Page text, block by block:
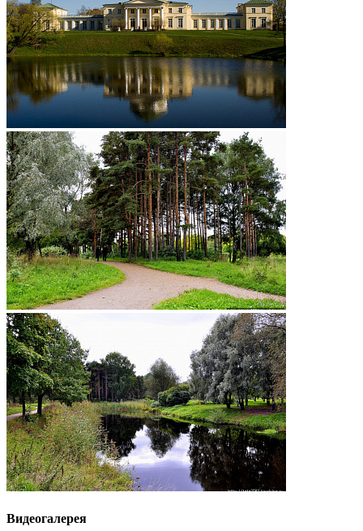
Видеогалерея